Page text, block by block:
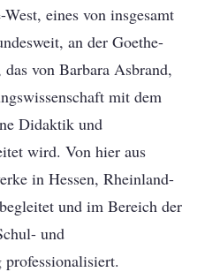
eines von insgesamt
an der Goethe-
von Barbara Asbrand,
mit dem
Didaktik und
wird. Von hier aus
in Hessen, Rheinland-
und im Bereich der
und